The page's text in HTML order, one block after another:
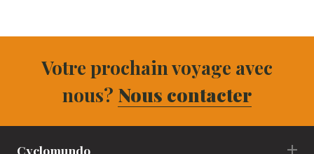
Votre prochain voyage avec
nous? Nous contacter
Cyclomundo